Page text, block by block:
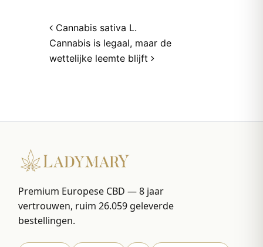
Post navigation
Cannabis sativa L.
Cannabis is legaal, maar de
wettelijke leemte blijft
Premium Europese CBD — 8 jaar
vertrouwen, ruim 26.059 geleverde
bestellingen.